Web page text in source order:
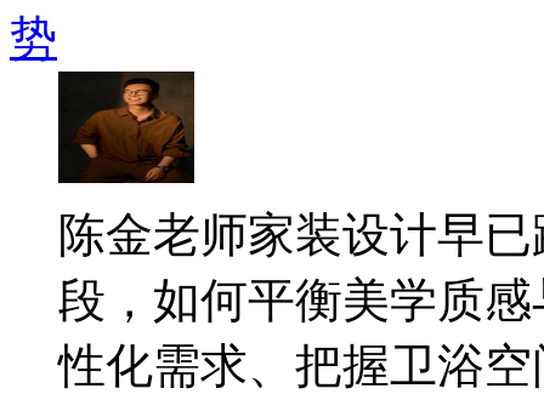
势
陈金老师家装设计早
段，如何平衡美学质
性化需求、把握卫浴